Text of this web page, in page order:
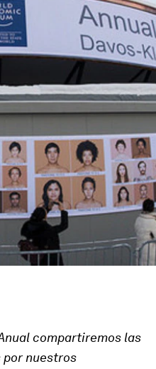
compartiremos las
nuestros